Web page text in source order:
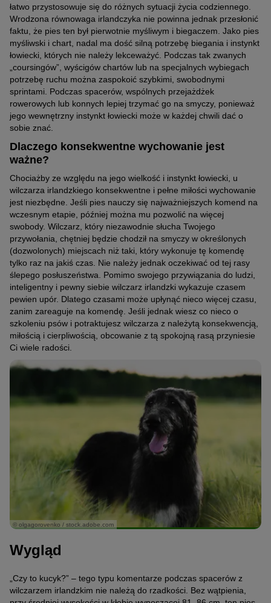
łatwo przystosowuje się do różnych sytuacji życia codziennego.
Wrodzona równowaga irlandczyka nie powinna jednak przesłonić
faktu, że pies ten był pierwotnie myśliwym i biegaczem. Jako pies
myśliwski i chart, nadal ma dość silną potrzebę biegania i instynkt
łowiecki, których nie należy lekceważyć. Podczas tak zwanych
„coursingów”, wyścigów chartów lub na specjalnych wybiegach
potrzebę ruchu można zaspokoić szybkimi, swobodnymi
sprintami. Podczas spacerów, wspólnych przejażdżek
rowerowych lub konnych lepiej trzymać go na smyczy, ponieważ
jego wewnętrzny instynkt łowiecki może w każdej chwili dać o
sobie znać.
Dlaczego konsekwentne wychowanie jest
ważne?
Chociażby ze względu na jego wielkość i instynkt łowiecki, u
wilczarza irlandzkiego konsekwentne i pełne miłości wychowanie
jest niezbędne. Jeśli pies nauczy się najważniejszych komend na
wczesnym etapie, później można mu pozwolić na więcej
swobody. Wilczarz, który niezawodnie słucha Twojego
przywołania, chętniej będzie chodził na smyczy w określonych
(dozwolonych) miejscach niż taki, który wykonuje tę komendę
tylko raz na jakiś czas. Nie należy jednak oczekiwać od tej rasy
ślepego posłuszeństwa. Pomimo swojego przywiązania do ludzi,
inteligentny i pewny siebie wilczarz irlandzki wykazuje czasem
pewien upór. Dlatego czasami może upłynąć nieco więcej czasu,
zanim zareaguje na komendę. Jeśli jednak wiesz co nieco o
szkoleniu psów i potraktujesz wilczarza z należytą konsekwencją,
miłością i cierpliwością, obcowanie z tą spokojną rasą przyniesie
Ci wiele radości.
© olgagorovenko / stock.adobe.com
Wygląd
„Czy to kucyk?” – tego typu komentarze podczas spacerów z
wilczarzem irlandzkim nie należą do rzadkości. Bez wątpienia,